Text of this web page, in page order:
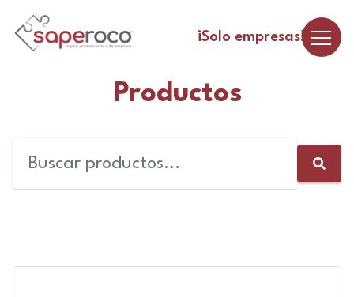
¡Solo empresas!
Productos